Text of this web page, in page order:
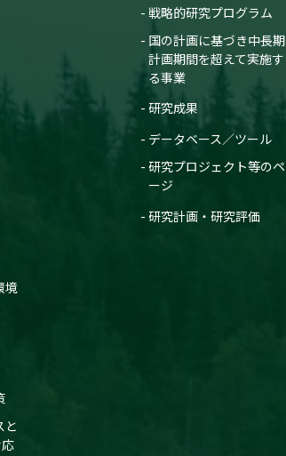
境
と
戦略的研究プログラム
国の計画に基づき中長期
計画期間を超えて実施す
る事業
研究成果
データベース／ツール
研究プロジェクト等のペ
ージ
研究計画・研究評価